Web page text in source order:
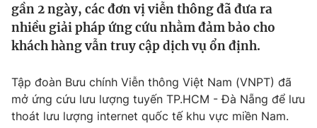
Thế giới
Tin tức
Câu chuyện quốc tế
Kinh tế
Tài chính
Thị trường
Dữ liệu và đời sống
gần 2 ngày, các đơn vị viễn thông đã đưa ra
nhiều giải pháp ứng cứu nhằm đảm bảo cho
khách hàng vẫn truy cập dịch vụ ổn định.
Tập đoàn Bưu chính Viễn thông Việt Nam (VNPT) đã
mở ứng cứu lưu lượng tuyến TP.HCM - Đà Nẵng để lưu
thoát lưu lượng internet quốc tế khu vực miền Nam.